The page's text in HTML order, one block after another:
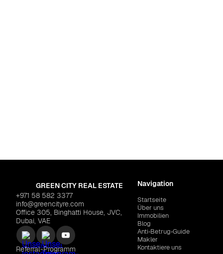
GREEN CITY REAL ESTATE
+971 58 582 3377
info@greencityre.com
Office 305, Binghatti House, JVC,
Dubai, VAE
Referral-Programm
Navigation
Startseite
Über uns
Immobilien
Blog
Anti‑Betrug‑Guide
Makler
Kontaktiere uns